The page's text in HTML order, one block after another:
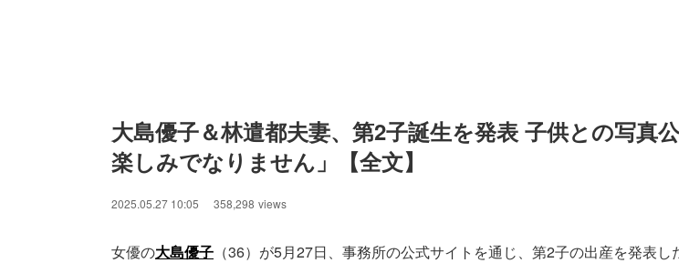
大島優子＆林遣都夫妻、第2子誕生を発表 子供との写真
楽しみでなりません」【全文】
2025.05.27 10:05 358,298 views
女優の大島優子 （36）が5月27日、事務所の公式サイトを通じ、第2子の出産を発表し